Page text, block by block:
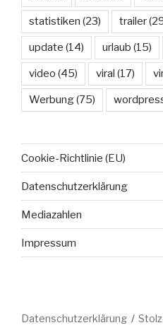
statistiken (23) trailer
update (14) urlaub (15)
video (45) viral (17)
Werbung(75)
Cookie-Richtlinie (EU)
Datenschutzerklärung
Mediazahlen
Impressum
Datenschutzerklärung